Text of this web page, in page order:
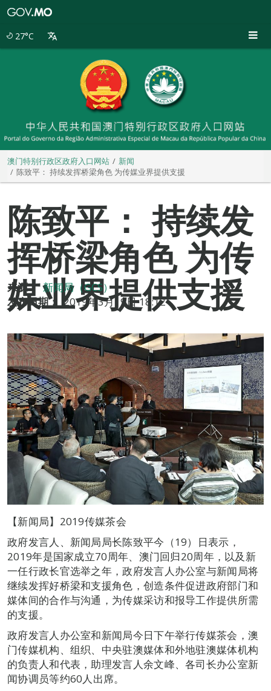
27°C
澳门特别行政区政府入口网站
新闻
陈致平： 持续发挥桥梁角色 为传媒业界提供支援
陈致平： 持续发
挥桥梁角色 为传
媒业界提供支援
来源： 新闻局（GCS）
发布日期： 2019年3月19日 18:12
【新闻局】2019传媒茶会
政府发言人、新闻局局长陈致平今（19）日表示，
2019年是国家成立70周年、澳门回归20周年，以及新
一任行政长官选举之年，政府发言人办公室与新闻局将
继续发挥好桥梁和支援角色，创造条件促进政府部门和
媒体间的合作与沟通，为传媒采访和报导工作提供所需
的支援。
政府发言人办公室和新闻局今日下午举行传媒茶会，澳
门传媒机构、组织、中央驻澳媒体和外地驻澳媒体机构
的负责人和代表，助理发言人余文峰、各司长办公室新
闻协调员等约60人出席。